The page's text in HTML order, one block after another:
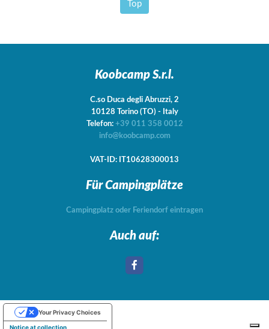
Top
Koobcamp S.r.l.
C.so Duca degli Abruzzi, 2
10128 Torino (TO) - Italy
Telefon: +39 011 358 0012
info@koobcamp.com
VAT-ID: IT10628300013
Für Campingplätze
Campingplatz oder Feriendorf eintragen
Auch auf:
Notice at collection
Your Privacy Choices